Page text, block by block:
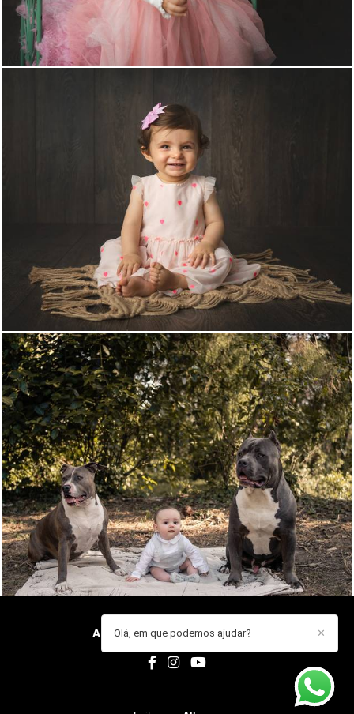
589 0
651 0
ANA GUARDADO/CONTACTO ✕
Olá, em que podemos ajudar?